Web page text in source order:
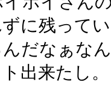
に残って
だなぁな
出来たし。